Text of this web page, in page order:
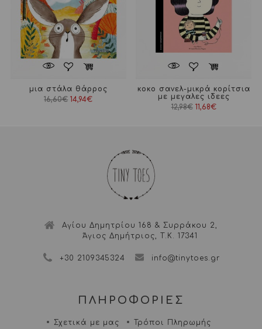
μια στάλα θάρρος
16,60€ Original
14,94€Η
κοκο σανελ-μικρά κορίτσια
με μεγαλες ιδεες
12,98€ Original
11,68€Η
Αγίου Δημητρίου 168 & Συρράκου 2,
Άγιος Δημήτριος, Τ.Κ. 17341
+30 2109345324 info@tinytoes.gr
ΠΛΗΡΟΦΟΡΙΕΣ
Σχετικά με μας Τρόποι Πληρωμής